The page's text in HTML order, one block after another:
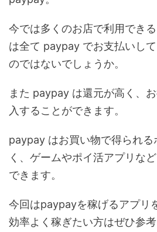
今では多くのお店で利用でき
は全て paypay でお支払いし
のではないでしょうか。
また paypay は還元が高く、
入することができます。
paypay はお買い物で得られる
く、ゲームやポイ活アプリな
できます。
今回はpaypayを稼げるアプリ
効率よく稼ぎたい方はぜひ参